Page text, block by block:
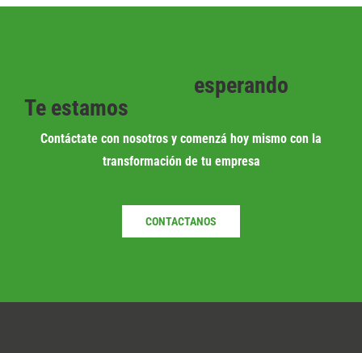
Te estamos
esperando
Contáctate con nosotros y comenzá hoy mismo con la
transformación de tu empresa
CONTACTANOS